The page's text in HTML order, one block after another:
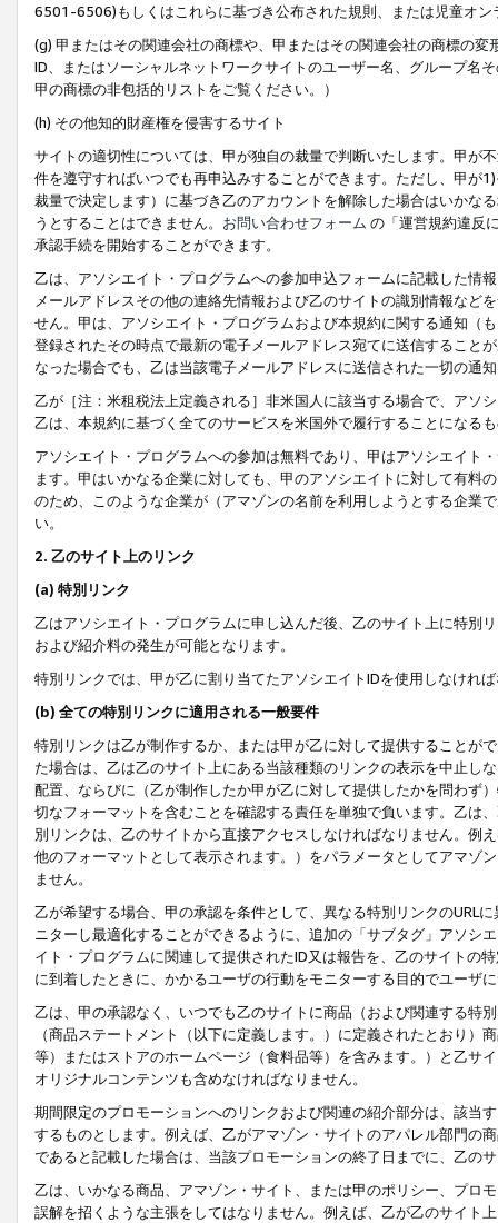
6501-6506)もしくはこれらに基づき公布された規則、または児童オン
(g) 甲またはその関連会社の商標や、甲またはその関連会社の商標の
ID、またはソーシャルネットワークサイトのユーザー名、グループ名
甲の商標の非包括的リストをご覧ください。）
(h) その他知的財産権を侵害するサイト
サイトの適切性については、甲が独自の裁量で判断いたします。甲が
件を遵守すればいつでも再申込みすることができます。ただし、甲が
裁量で決定します）に基づき乙のアカウントを解除した場合はいかな
うとすることはできません。 お問い合わせフォーム の「運営規約違反
承認手続を開始することができます。
乙は、アソシエイト・プログラムへの参加申込フォームに記載した情
メールアドレスその他の連絡先情報および乙のサイトの識別情報など
せん。甲は、アソシエイト・プログラムおよび本規約に関する通知（
登録されたその時点で最新の電子メールアドレス宛てに送信すること
なった場合でも、乙は当該電子メールアドレスに送信された一切の通
乙が［注：米租税法上定義される］非米国人に該当する場合で、アソ
乙は、本規約に基づく全てのサービスを米国外で履行することになる
アソシエイト・プログラムへの参加は無料であり、甲はアソシエイト
ます。甲はいかなる企業に対しても、甲のアソシエイトに対して有料
のため、このような企業が（アマゾンの名前を利用しようとする企業
い。
2. 乙のサイト上のリンク
(a) 特別リンク
乙はアソシエイト・プログラムに申し込んだ後、乙のサイト上に特別
および紹介料の発生が可能となります。
特別リンクでは、甲が乙に割り当てたアソシエイトIDを使用しなけれ
(b) 全ての特別リンクに適用される一般要件
特別リンクは乙が制作するか、または甲が乙に対して提供することが
た場合は、乙は乙のサイト上にある当該種類のリンクの表示を中止し
配置、ならびに（乙が制作したか甲が乙に対して提供したかを問わず
切なフォーマットを含むことを確認する責任を単独で負います。乙は
別リンクは、乙のサイトから直接アクセスしなければなりません。例
他のフォーマットとして表示されます。）をパラメータとしてアマゾ
ません。
乙が希望する場合、甲の承認を条件として、異なる特別リンクのURL
ニターし最適化することができるように、追加の「サブタグ」アソシ
イト・プログラムに関連して提供されたID又は報告を、乙のサイトの
に到着したときに、かかるユーザの行動をモニターする目的でユーザ
乙は、甲の承認なく、いつでも乙のサイトに商品（および関連する特
（商品ステートメント（以下に定義します。）に定義されたとおり
等）またはストアのホームページ（食料品等）を含みます。）と乙サ
オリジナルコンテンツも含めなければなりません。
期間限定のプロモーションへのリンクおよび関連の紹介部分は、該当
するものとします。例えば、乙がアマゾン・サイトのアパレル部門の
であると記載した場合は、当該プロモーションの終了日までに、乙の
乙は、いかなる商品、アマゾン・サイト、または甲のポリシー、プロ
誤解を招くような主張をしてはなりません。例えば、乙が乙のサイト